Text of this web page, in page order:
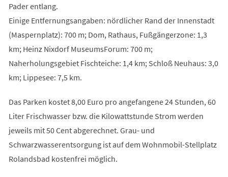
Pader entlang.
Einige Entfernungsangaben: nördlicher Rand der Innenstadt
(Maspernplatz): 700 m; Dom, Rathaus, Fußgängerzone: 1,3
km; Heinz Nixdorf MuseumsForum: 700 m;
Naherholungsgebiet Fischteiche: 1,4 km; Schloß Neuhaus: 3,0
km; Lippesee: 7,5 km.
Das Parken kostet 8,00 Euro pro angefangene 24 Stunden, 60
Liter Frischwasser bzw. die Kilowattstunde Strom werden
jeweils mit 50 Cent abgerechnet. Grau- und
Schwarzwasserentsorgung ist auf dem Wohnmobil-Stellplatz
Rolandsbad kostenfrei möglich.